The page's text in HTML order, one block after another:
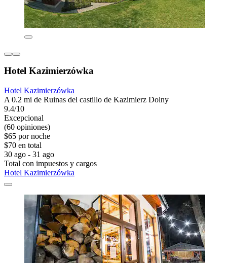
Hotel Kazimierzówka
Hotel Kazimierzówka
A 0.2 mi de Ruinas del castillo de Kazimierz Dolny
9.4/10
Excepcional
(60 opiniones)
$65 por noche
$70 en total
30 ago - 31 ago
Total con impuestos y cargos
Hotel Kazimierzówka